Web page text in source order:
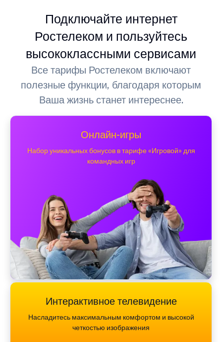
Подключайте интернет
Ростелеком и пользуйтесь
высококлассными сервисами
Все тарифы Ростелеком включают
полезные функции, благодаря которым
Ваша жизнь станет интереснее.
Онлайн-игры
Набор уникальных бонусов в тарифе «Игровой» для
командных игр
Интерактивное телевидение
Насладитесь максимальным комфортом и высокой
четкостью изображения